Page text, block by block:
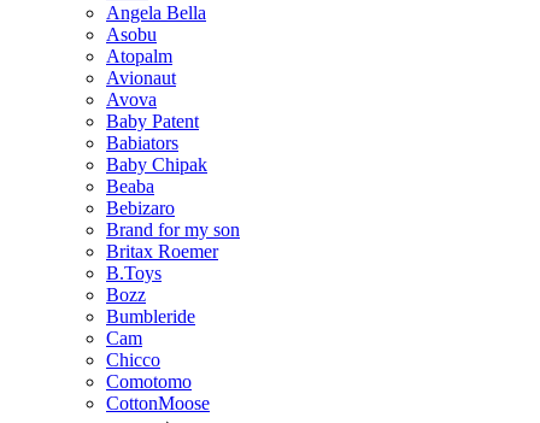
Angela Bella
Asobu
Atopalm
Avionaut
Avova
Baby Patent
Babiators
Baby Chipak
Beaba
Bebizaro
Brand for my son
Britax Roemer
B.Toys
Bozz
Bumbleride
Cam
Chicco
Comotomo
CottonMoose